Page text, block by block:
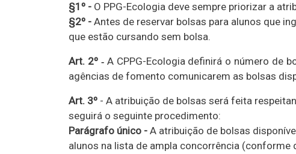
§1º - O PPG-Ecologia deve sempre priorizar a
§2º - Antes de reservar bolsas para alunos que
que estão cursando sem bolsa.
Art. 2º- A CPPG-Ecologia definirá o número de
agências de fomento comunicarem as bolsas
Art. 3º - A atribuição de bolsas será feita
seguirá o seguinte procedimento:
Parágrafo único - A atribuição de bolsas
alunos na lista de ampla concorrência